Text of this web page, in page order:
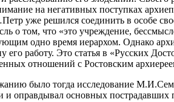
на негативных поступках
уже решился соединить в особе
о том, что «это учреждение,
одно время иерархом. Однако
его работу. Это статья в «Русских
отношений с Ростовским
было тогда исследование
и оправдывал основных